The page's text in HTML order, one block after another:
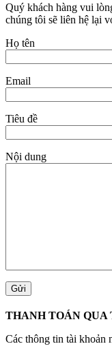
Quý khách hàng vui
chúng tôi sẽ liên hệ lại
Họ tên
Email
Tiêu đề
Nội dung
THANH TOÁN QUA
Các thông tin tài khoản